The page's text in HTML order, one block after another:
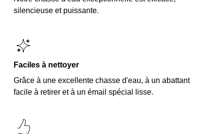
silencieuse et puissante.
Faciles à nettoyer
Grâce à une excellente chasse d'eau, à un abattant
facile à retirer et à un émail spécial lisse.